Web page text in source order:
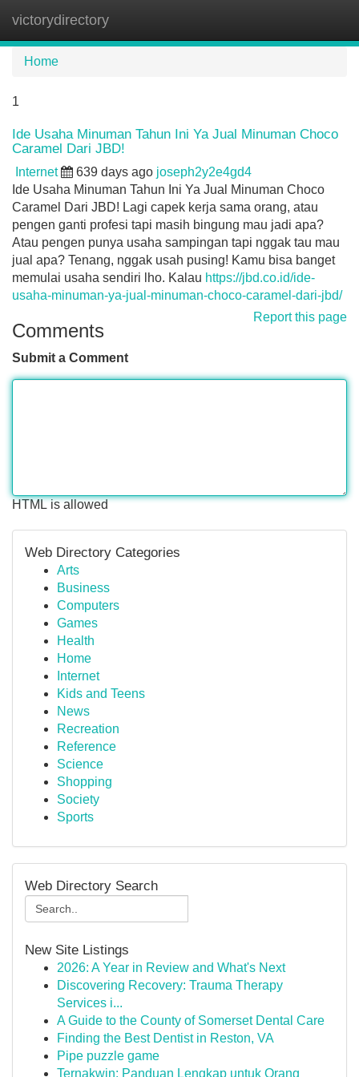
victorydirectory
Home
1
Ide Usaha Minuman Tahun Ini Ya Jual Minuman Choco
Caramel Dari JBD!
Internet 639 days ago joseph2y2e4gd4
Ide Usaha Minuman Tahun Ini Ya Jual Minuman Choco
Caramel Dari JBD! Lagi capek kerja sama orang, atau
pengen ganti profesi tapi masih bingung mau jadi apa?
Atau pengen punya usaha sampingan tapi nggak tau mau
jual apa? Tenang, nggak usah pusing! Kamu bisa banget
memulai usaha sendiri lho. Kalau https://jbd.co.id/ide-
usaha-minuman-ya-jual-minuman-choco-caramel-dari-jbd/
Report this page
Comments
Submit a Comment
HTML is allowed
Web Directory Categories
Arts
Business
Computers
Games
Health
Home
Internet
Kids and Teens
News
Recreation
Reference
Science
Shopping
Society
Sports
Web Directory Search
New Site Listings
2026: A Year in Review and What's Next
Discovering Recovery: Trauma Therapy
Services i...
A Guide to the County of Somerset Dental Care
Finding the Best Dentist in Reston, VA
Pipe puzzle game
Ternakwin: Panduan Lengkap untuk Orang